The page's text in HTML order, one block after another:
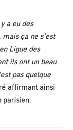
a eu des
ça ne s’est
Ligue des
ils ont un beau
pas quelque
affirmant ainsi
parisien.